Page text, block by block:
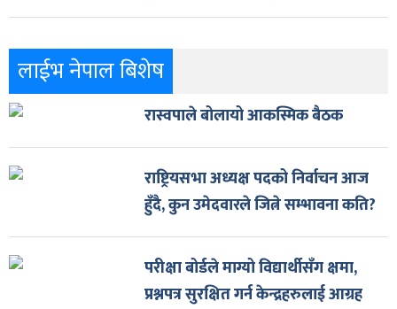
लाईभ नेपाल बिशेष
रास्वपाले बोलायो आकस्मिक बैठक
राष्ट्रियसभा अध्यक्ष पदको निर्वाचन आज
हुँदै, कुन उमेदवारले जित्ने सम्भावना कति?
परीक्षा बोर्डले माग्यो विद्यार्थीसँग क्षमा,
प्रश्नपत्र सुरक्षित गर्न केन्द्रहरुलाई आग्रह